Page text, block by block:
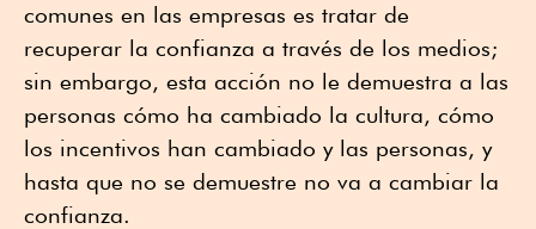
comunes en las empresas es tratar de
recuperar la confianza a través de los medios;
sin embargo, esta acción no le demuestra a las
personas cómo ha cambiado la cultura, cómo
los incentivos han cambiado y las personas, y
hasta que no se demuestre no va a cambiar la
confianza.